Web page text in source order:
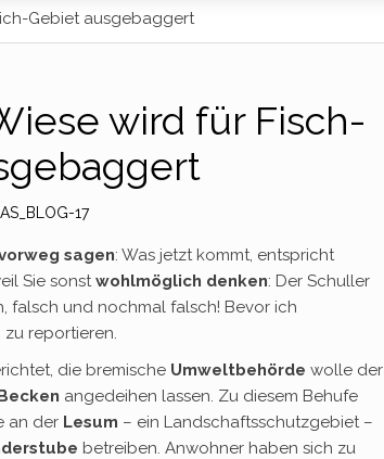
Gebiet ausgebaggert
wird für Fisch-
17
sagen: Was jetzt kommt, entspricht
Sie sonstwohlmöglich denken: Der Schuller
falsch und nochmal falsch! Bevor ich
reportieren.
die bremische Umweltbehörde wolle der
angedeihen lassen. Zu diesem Behufe
an der Lesum – ein Landschaftsschutzgebiet –
betreiben. Anwohner haben sich zu